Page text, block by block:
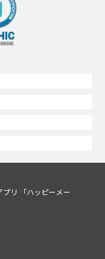
リ 「ハッピーメー